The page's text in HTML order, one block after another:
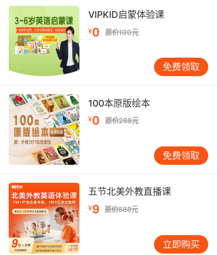
幼儿学英语视频动画之《Dora the Explorer（爱
探险的朵拉）》
这是一部美国制作的适合幼儿观看的英语动画，
每一集差不多有24分钟。朵拉和她的小伙伴们通
过探险的方式给小朋友传授英语的颜色、形状以
及数字的英语词组等，耿女士以谜语问题的方式
让小朋友们主动思考，让他们懂得地图是怎么用
的，以及友谊的重要性。
幼儿学英语视频动画之《Mickey Mouse
Clubhouse（米奇妙妙屋）》
这和《爱探险的朵拉》的难度是差不多的，也属
于教学类的英语动画。不过该部动画最大的特点
就是互动性特别的强，而且每集都有问答的环
节，可以让孩子充分地参与到英语的学习中去。
并且动画的主人公是米奇、唐老鸭、高飞等，这
样就让孩子更有亲切感。
VIPKID启蒙体验课
¥0 原价100元
免费领取
100本原版绘本
¥0 原价288元
免费领取
五节北美外教直播课
¥9 原价888元
立即购买